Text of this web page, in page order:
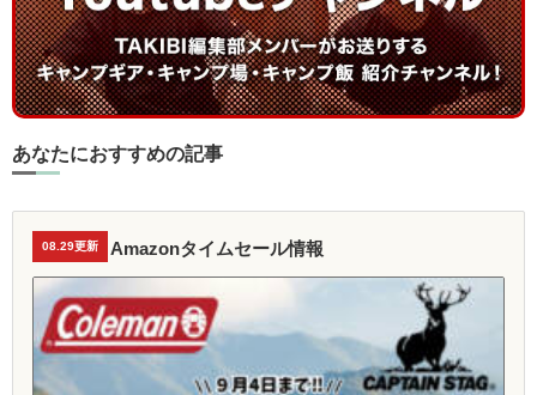
あなたにおすすめの記事
08.29更新 Amazonタイムセール情報